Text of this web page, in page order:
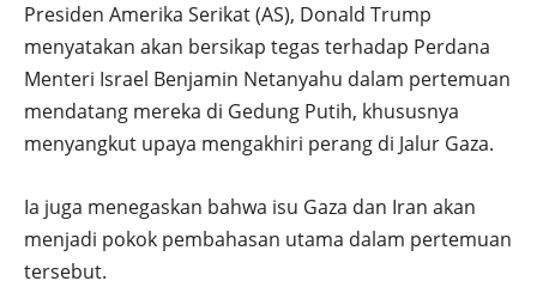
Presiden Amerika Serikat (AS), Donald Trump
menyatakan akan bersikap tegas terhadap Perdana
Menteri Israel Benjamin Netanyahu dalam pertemuan
mendatang mereka di Gedung Putih, khususnya
menyangkut upaya mengakhiri perang di Jalur Gaza.
Ia juga menegaskan bahwa isu Gaza dan Iran akan
menjadi pokok pembahasan utama dalam pertemuan
tersebut.